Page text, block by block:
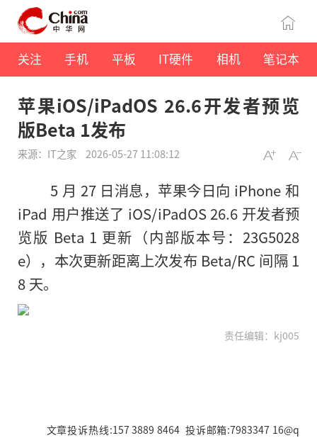
关注 手机 平板 IT硬件 相机 笔记本
苹果iOS/iPadOS 26.6开发者预览
版Beta 1发布
来源：IT之家 2026-05-27 11:08:12
5 月 27 日消息，苹果今日向 iPhone 和
iPad 用户推送了 iOS/iPadOS 26.6 开发者预
览版 Beta 1 更新（内部版本号：23G5028
e），本次更新距离上次发布 Beta/RC 间隔 1
8 天。
责任编辑：kj005
文章投诉热线:157 3889 8464 投诉邮箱:7983347 16@q